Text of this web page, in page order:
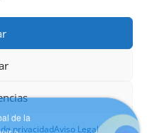
privacidadAviso Legal
registrada por
- Diseño y
Galicia S.L
de la
a